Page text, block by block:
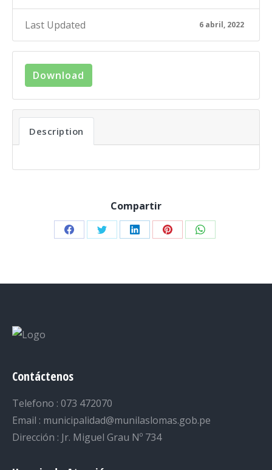
Last Updated 6 abril, 2022
Download
Description
Compartir
Share Share Share Share Share
Contáctenos
Telefono : 073 472070
Email : municipalidad@munilaslomas.gob.pe
Dirección : Jr. Miguel Grau Nº 734